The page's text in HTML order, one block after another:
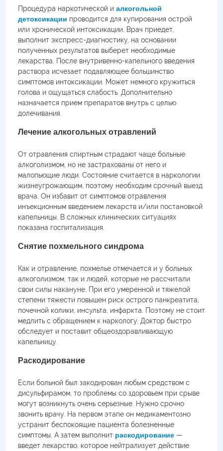
Процедура наркотической и алкогольной
детоксикации проводится для купирования острой
или хронической интоксикации. Врач приедет,
выполнит экспресс-диагностику, на основании
полученных результатов выберет необходимые
лекарства. После внутривенно-капельного введения
раствора исчезает подавляющее большинство
симптомов интоксикации. Может немного кружиться
голова и ощущаться слабость. Дополнительно
назначается прием препаратов внутрь с целью
долечивания.
Лечение алкогольных отравлений
От отравления спиртным страдают чаще больные
алкоголизмом, но не застрахованы от него и
малопьющие люди. Состояние считается в наркологии
жизнеугрожающим, поэтому необходим срочный выезд
врача. Он избавит от симптомов отравления
инъекционным введением лекарств и/или постановкой
капельницы. В сложных клинических ситуациях
показана госпитализация.
Снятие похмельного синдрома
Как и отравление, похмелье отмечается и у больных
алкоголизмом, так и людей, которые не рассчитали
свои силы накануне. При его умеренной и тяжелой
степени тяжести повышен риск острого панкреатита,
почечной колики, инсульта, инфаркта. Поэтому не стоит
медлить с обращением к наркологу. Доктор быстро
обследует и поставит общеоздоравливающую
капельницу.
Раскодирование
Если больной был закодирован любым средством с
дисульфирамом, то проблемы со здоровьем при срыве
могут возникнуть очень серьезные. Нужно срочно
звонить врачу. На первом этапе он медикаментозно
устранит беспокоящие пациента болезненные
симптомы. А затем выполнит раскодирование —
введет лекарство, которое нейтрализует действие